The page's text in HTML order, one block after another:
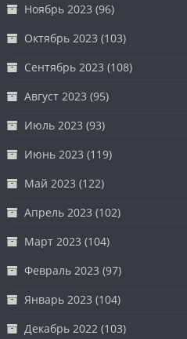
Ноябрь 2023 (96)
Октябрь 2023 (103)
Сентябрь 2023 (108)
Август 2023 (95)
Июль 2023 (93)
Июнь 2023 (119)
Май 2023 (122)
Апрель 2023 (102)
Март 2023 (104)
Февраль 2023 (97)
Январь 2023 (104)
Декабрь 2022 (103)